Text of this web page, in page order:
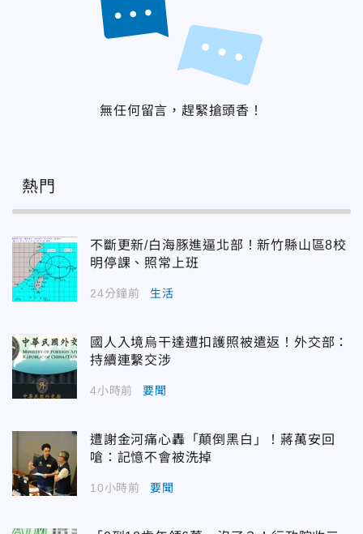
無任何留言，趕緊搶頭香！
熱門
不斷更新/白海豚進逼北部！新竹縣山區8校
明停課、照常上班
24分鐘前 生活
國人入境烏干達遭扣護照被遣返！外交部：
持續連繫交涉
4小時前 要聞
遭謝金河痛心轟「顛倒黑白」！蔣萬安回
嗆：記憶不會被洗掉
10小時前 要聞